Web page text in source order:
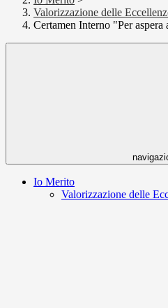
Valorizzazione delle
Certamen Interno "Per
Io Merito
Valorizzazione delle